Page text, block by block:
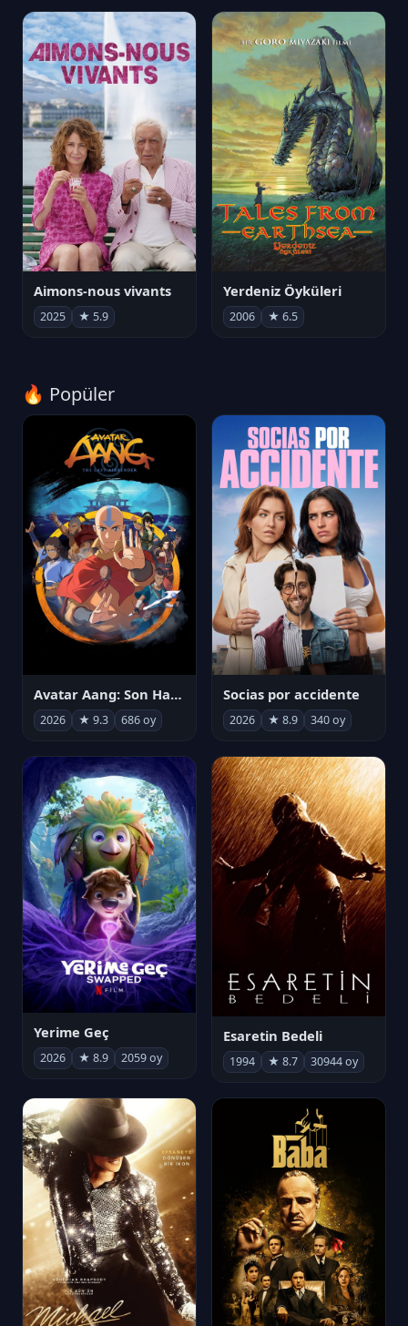
Aimons-nous vivants
2025 ★ 5.9
Yerdeniz Öyküleri
2006 ★ 6.5
🔥 Popüler
Avatar Aang: Son Havabükücü
2026 ★ 9.3 686 oy
Socias por accidente
2026 ★ 8.9 340 oy
Yerime Geç
2026 ★ 8.9 2059 oy
Esaretin Bedeli
1994 ★ 8.7 30944 oy